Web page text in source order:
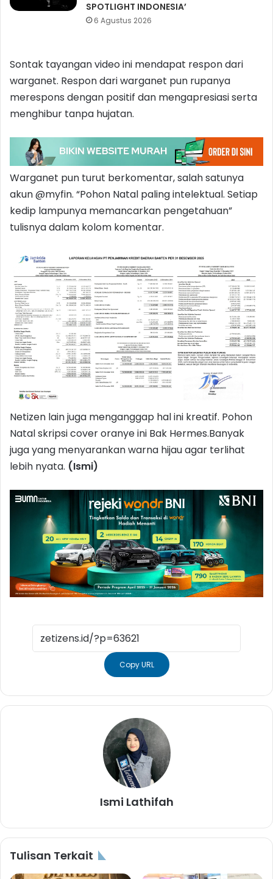
SPOTLIGHT INDONESIA’
6 Agustus 2026
Sontak tayangan video ini mendapat respon dari
warganet. Respon dari warganet pun rupanya
merespons dengan positif dan mengapresiasi serta
menghibur tanpa hujatan.
Warganet pun turut berkomentar, salah satunya
akun @myfin. “Pohon Natal paling intelektual. Setiap
kedip lampunya memancarkan pengetahuan”
tulisnya dalam kolom komentar.
Netizen lain juga menganggap hal ini kreatif. Pohon
Natal skripsi cover oranye ini Bak Hermes.Banyak
juga yang menyarankan warna hijau agar terlihat
lebih nyata. (Ismi)
Copy URL
Ismi Lathifah
Tulisan Terkait